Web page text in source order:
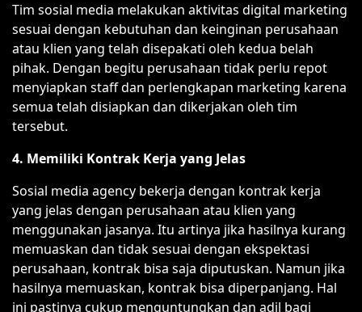
Tim sosial media melakukan aktivitas digital marketing
sesuai dengan kebutuhan dan keinginan perusahaan
atau klien yang telah disepakati oleh kedua belah
pihak. Dengan begitu perusahaan tidak perlu repot
menyiapkan staff dan perlengkapan marketing karena
semua telah disiapkan dan dikerjakan oleh tim
tersebut.
4. Memiliki Kontrak Kerja yang Jelas
Sosial media agency bekerja dengan kontrak kerja
yang jelas dengan perusahaan atau klien yang
menggunakan jasanya. Itu artinya jika hasilnya kurang
memuaskan dan tidak sesuai dengan ekspektasi
perusahaan, kontrak bisa saja diputuskan. Namun jika
hasilnya memuaskan, kontrak bisa diperpanjang. Hal
ini pastinya cukup menguntungkan dan adil bagi